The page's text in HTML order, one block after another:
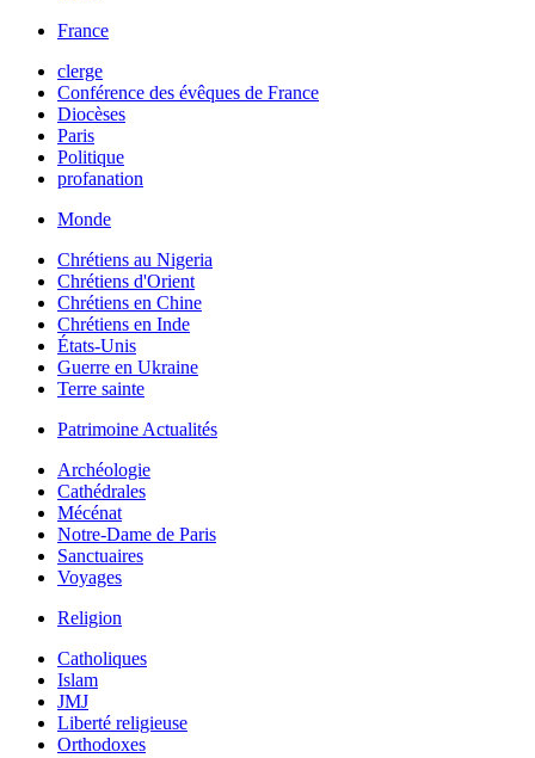
France
clerge
Conférence des évêques de France
Diocèses
Paris
Politique
profanation
Monde
Chrétiens au Nigeria
Chrétiens d'Orient
Chrétiens en Chine
Chrétiens en Inde
États-Unis
Guerre en Ukraine
Terre sainte
Patrimoine Actualités
Archéologie
Cathédrales
Mécénat
Notre-Dame de Paris
Sanctuaires
Voyages
Religion
Catholiques
Islam
JMJ
Liberté religieuse
Orthodoxes